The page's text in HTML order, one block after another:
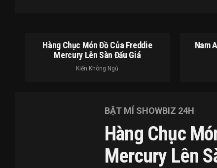
Hàng Chục Món Đồ Của Freddie
Mercury Lên Sàn Đấu Giá
Kiến Không Ngủ
Nam
BẬT MÍ SHOWBIZ 24H
Hàng Chục
Mercury Lên